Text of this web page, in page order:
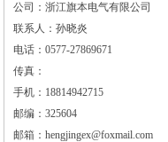
公司：浙江旗本电气有限公司
联系人：孙晓炎
电话：0577-27869671
传真：
手机：18814942715
邮编：325604
邮箱：hengjingex@foxmail.com